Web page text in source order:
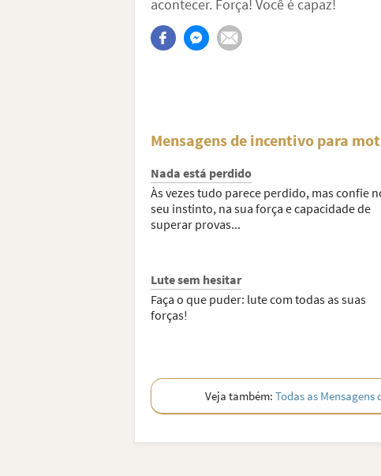
acontecer. Força! Você é capaz!
Mensagens de incentivo para
Nada está perdido
Às vezes tudo parece perdido, mas confie
seu instinto, na sua força e capacidade de
superar provas...
Lute sem hesitar
Faça o que puder: lute com todas as suas
forças!
Veja também:Todas as